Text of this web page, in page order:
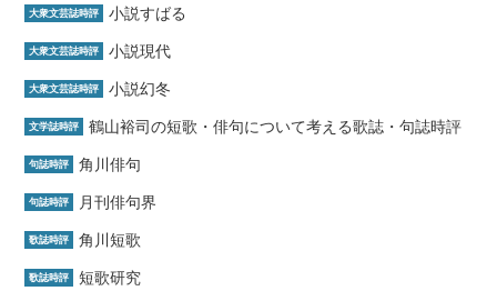
大衆文芸誌時評 小説すばる
大衆文芸誌時評 小説現代
大衆文芸誌時評 小説幻冬
文学誌時評 鶴山裕司の短歌・俳句について考える歌誌・句誌時評
句誌時評 角川俳句
句誌時評 月刊俳句界
歌誌時評 角川短歌
歌誌時評 短歌研究